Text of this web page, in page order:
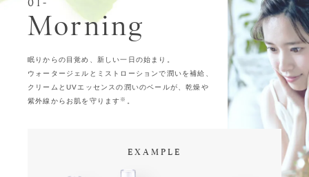
01-
Morning
眠りからの目覚め、新しい一日の始まり。
ウォータージェルとミストローションで潤いを補給、
クリームとUVエッセンスの潤いのベールが、乾燥や
紫外線からお肌を守ります ※
EXAMPLE